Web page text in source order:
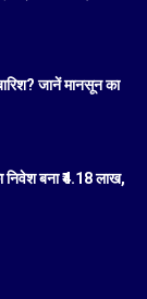
जानें मानसून का
बना ₹4.18 लाख,